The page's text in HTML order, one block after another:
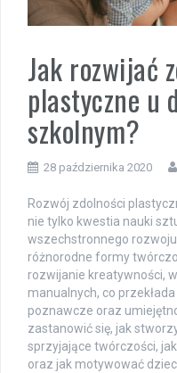
Jak rozwijać
plastyczne u
szkolnym?
28 października 2020
Rozwój zdolności
nie tylko kwestia nauki
wszechstronnego
różnorodne formy
rozwijanie kreatywności,
manualnych, co
poznawcze oraz
zastanowić się, jak
sprzyjające twórczości,
oraz jak motywować